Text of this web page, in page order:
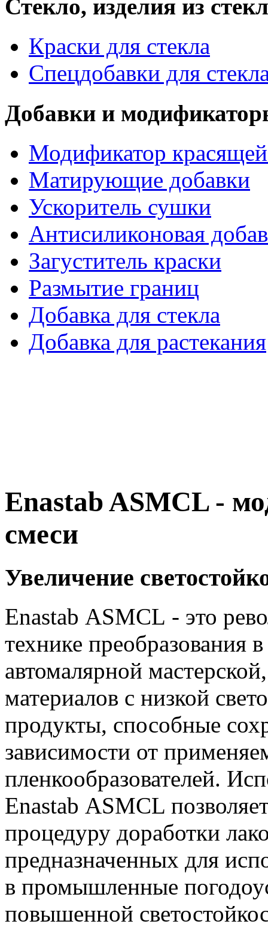
Стекло, изделия из
Краски для стекла
Спецдобавки для
Добавки и
Модификатор
Матирующие добавки
Ускоритель сушки
Антисиликоновая
Загуститель краски
Размытие границ
Добавка для стекла
Добавка для растекания
Enastab ASMCL -
смеси
Увеличение
Enastab ASMCL - это
технике преобразования
автомалярной
материалов с низкой
продукты, способные
зависимости от
пленкообразователей.
Enastab ASMCL
процедуру доработки
предназначенных для
в промышленные
повышенной